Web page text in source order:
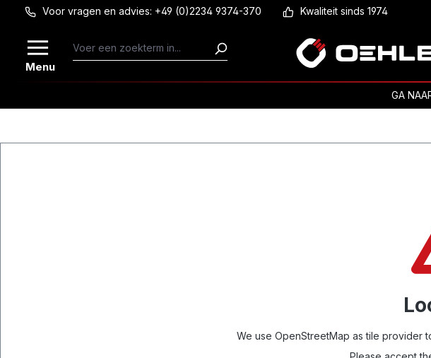
Ga naar de hoofdinhoud
Voor vragen en advies: +49 (0)2234 9374-370 Kwaliteit sinds 1974
Menu
GA
We use OpenStreetMap as tile provider